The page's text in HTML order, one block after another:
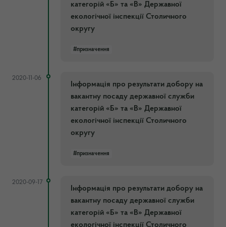
категорій «Б» та «В» Державної
екологічної інспекції Столичного
округу
#призначення
2020-11-06
Інформація про результати добору на
вакантну посаду державної служби
категорій «Б» та «В» Державної
екологічної інспекції Столичного
округу
#призначення
2020-09-17
Інформація про результати добору на
вакантну посаду державної служби
категорій «Б» та «В» Державної
екологічної інспекції Столичного